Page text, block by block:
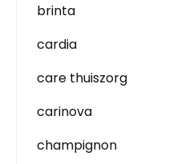
brinta
cardia
care thuiszorg
carinova
champignon